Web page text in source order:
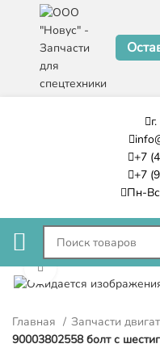
+7
+7
Пн-
Нажмите, чтобы
Главная
Запчасти
90003802558 болт с